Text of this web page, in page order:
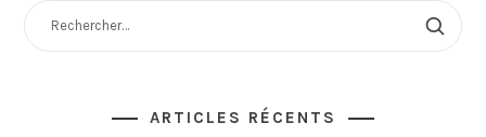
RECHERCHER :
ARTICLES RÉCENTS